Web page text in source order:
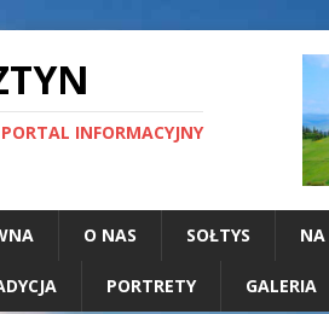
INFORMACYJNY
O NAS SOŁTYS NA
PORTRETY GALERIA